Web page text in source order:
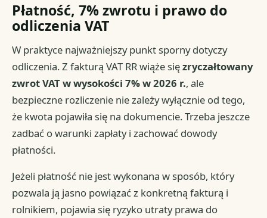
Płatność, 7% zwrotu i prawo do
odliczenia VAT
W praktyce najważniejszy punkt sporny dotyczy
odliczenia. Z fakturą VAT RR wiąże sięzryczałtowany
zwrot VAT w wysokości 7% w 2026 r., ale
bezpieczne rozliczenie nie zależy wyłącznie od tego,
że kwota pojawiła się na dokumencie. Trzeba jeszcze
zadbać o warunki zapłaty i zachować dowody
płatności.
Jeżeli płatność nie jest wykonana w sposób, który
pozwala ją jasno powiązać z konkretną fakturą i
rolnikiem, pojawia się ryzyko utraty prawa do